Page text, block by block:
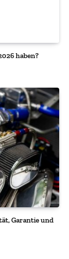
haben?
Garantie und